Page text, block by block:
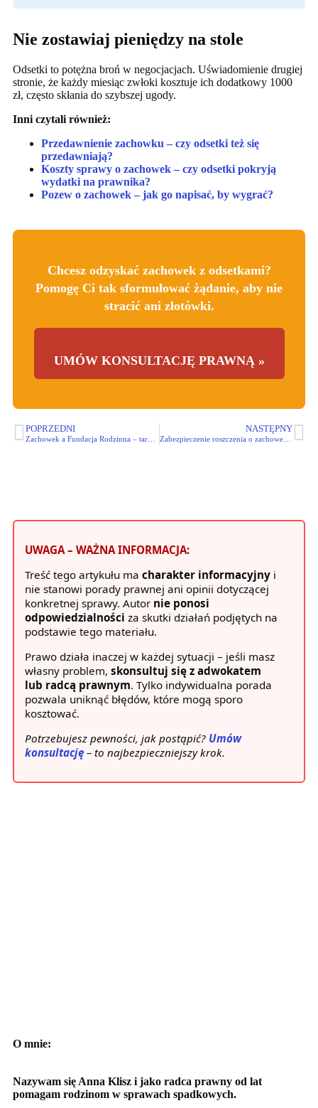
O mnie:
Nazywam się Anna Klisz i jako radca prawny od lat
pomagam rodzinom w sprawach spadkowych.
Nie zostawiaj pieniędzy na stole
Odsetki to potężna broń w negocjacjach. Uświadomienie drugiej
stronie, że każdy miesiąc zwłoki kosztuje ich dodatkowy 1000
zł, często skłania do szybszej ugody.
Inni czytali również:
Przedawnienie zachowku – czy odsetki też się
przedawniają?
Koszty sprawy o zachowek – czy odsetki pokryją
wydatki na prawnika?
Pozew o zachowek – jak go napisać, by wygrać?
Chcesz odzyskać zachowek z odsetkami?
Pomogę Ci tak sformułować żądanie, aby nie
stracić ani złotówki.
UMÓW KONSULTACJĘ PRAWNĄ »
POPRZEDNI NASTĘPNY
Zabezpieczenie roszczenia o zachowek – jak zablokować majątek dłużnika, zanim zapadnie wyrok?
UWAGA – WAŻNA INFORMACJA:
Treść tego artykułu ma charakter informacyjny i
nie stanowi porady prawnej ani opinii dotyczącej
konkretnej sprawy. Autor nie ponosi
odpowiedzialności za skutki działań podjętych na
podstawie tego materiału.
Prawo działa inaczej w każdej sytuacji – jeśli masz
własny problem, skonsultuj się z adwokatem
lub radcą prawnym. Tylko indywidualna porada
pozwala uniknąć błędów, które mogą sporo
kosztować.
Potrzebujesz pewności, jak postąpić? Umów
konsultację – to najbezpieczniejszy krok.